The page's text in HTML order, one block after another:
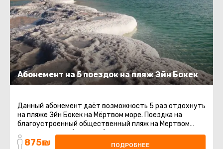
Абонемент на 5 поездок на пляж Эйн Бокек
Данный абонемент даёт возможность 5 раз отдохнуть
на пляже Эйн Бокек на Мёртвом море. Поездка на
благоустроенный общественный пляж на Мертвом
море. Шезлонги (платные) ...
875₪ ПОДРОБНЕЕ